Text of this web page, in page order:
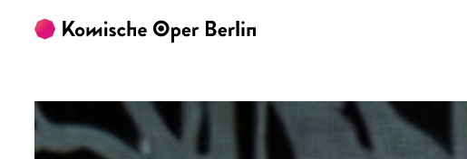
Zum Hauptinhalt springen Zum Footer springen